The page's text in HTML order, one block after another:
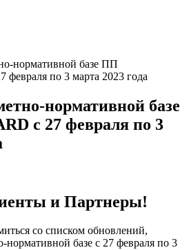
нормативной базе ПП
февраля по 3 марта 2023 года
нормативной базе
с 27 февраля по 3
и Партнеры!
со списком обновлений,
нормативной базе с 27 февраля по 3